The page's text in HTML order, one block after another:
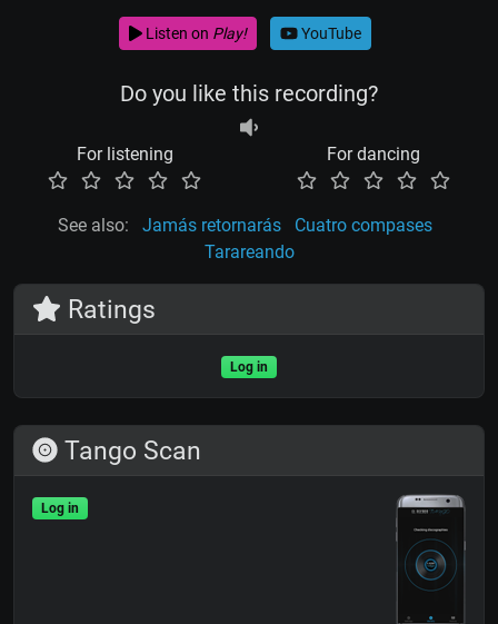
Listen on Play! YouTube
Do you like this recording?
For listening For dancing
See also: Jamás retornarás
Cuatro compases
Tarareando
Ratings
Log in
Tango Scan
Log in